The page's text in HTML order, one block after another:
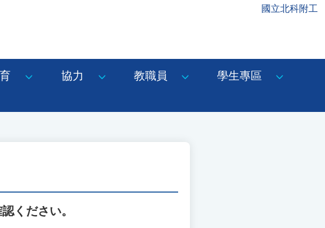
國立北科附工
協力 教職員
學生專區
ください。